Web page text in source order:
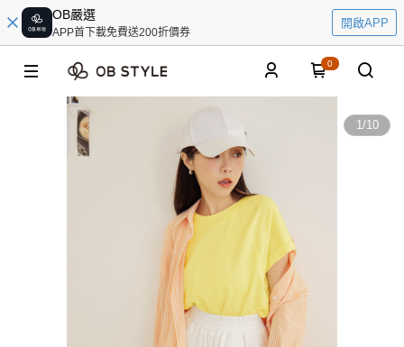
OB嚴選
APP首下載免費送200折價券
開啟APP
0
1/10